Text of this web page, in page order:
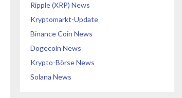
Ripple (XRP) News
Kryptomarkt-Update
Binance Coin News
Dogecoin News
Krypto-Börse News
Solana News